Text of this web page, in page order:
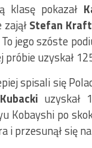
klasę pokazał
Stefan
jego szóste
próbie uzyskał
spisali się
uzyskał
Kobayshi po
i przesunął się